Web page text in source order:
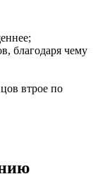
благодаря чему
втрое по